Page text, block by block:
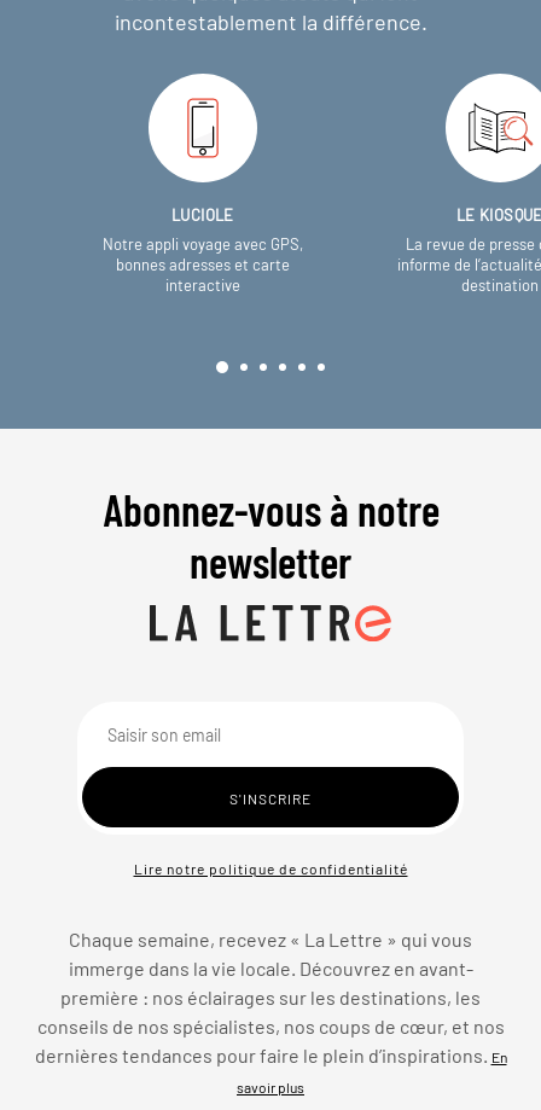
incontestablement la différence.
LUCIOLE
Notre appli voyage avec GPS,
bonnes adresses et carte
interactive
LE
La revue de presse
informe de
destination
Abonnez-vous à notre
newsletter
Lire notre politique de confidentialité
Chaque semaine, recevez « La Lettre » qui vous
immerge dans la vie locale. Découvrez en avant-
première : nos éclairages sur les destinations, les
conseils de nos spécialistes, nos coups de cœur, et nos
dernières tendances pour faire le plein d’inspirations.
En
savoir plus